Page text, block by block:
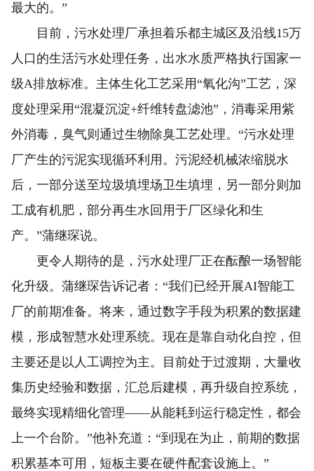
最大的。”
目前，污水处理厂承担着乐都主城区及沿线15万
人口的生活污水处理任务，出水水质严格执行国家一
级A排放标准。主体生化工艺采用“氧化沟”工艺，深
度处理采用“混凝沉淀+纤维转盘滤池”，消毒采用紫
外消毒，臭气则通过生物除臭工艺处理。“污水处理
厂产生的污泥实现循环利用。污泥经机械浓缩脱水
后，一部分送至垃圾填埋场卫生填埋，另一部分则加
工成有机肥，部分再生水回用于厂区绿化和生
产。”蒲继琛说。
更令人期待的是，污水处理厂正在酝酿一场智能
化升级。蒲继琛告诉记者：“我们已经开展AI智能工
厂的前期准备。将来，通过数字手段为积累的数据建
模，形成智慧水处理系统。现在是靠自动化自控，但
主要还是以人工调控为主。目前处于过渡期，大量收
集历史经验和数据，汇总后建模，再升级自控系统，
最终实现精细化管理——从能耗到运行稳定性，都会
上一个台阶。”他补充道：“到现在为止，前期的数据
积累基本可用，短板主要在硬件配套设施上。”